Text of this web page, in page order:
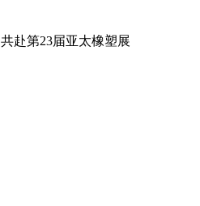
赴第23届亚太橡塑展